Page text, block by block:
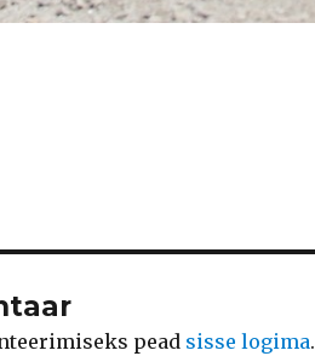
pead sisse logima.